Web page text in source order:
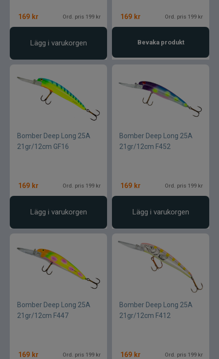
169 kr Ord. pris 199 kr
Lägg i varukorgen
169 kr Ord. pris 199 kr
Bevaka produkt
Bomber Deep Long 25A
21gr/12cm GF16
169 kr Ord. pris 199 kr
Lägg i varukorgen
Bomber Deep Long 25A
21gr/12cm F452
169 kr Ord. pris 199 kr
Lägg i varukorgen
Bomber Deep Long 25A
21gr/12cm F447
169 kr Ord. pris 199 kr
Bomber Deep Long 25A
21gr/12cm F412
169 kr Ord. pris 199 kr